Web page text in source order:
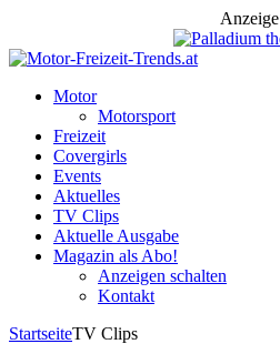
Anzeige
Motor
Motorsport
Freizeit
Covergirls
Events
Aktuelles
TV Clips
Aktuelle Ausgabe
Magazin als Abo!
Anzeigen schalten
Kontakt
StartseiteTV Clips